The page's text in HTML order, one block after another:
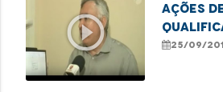
play_circle_outline
ações
25/09/